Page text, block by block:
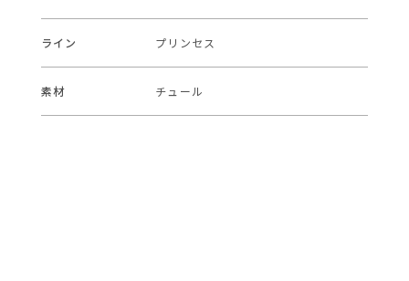
ライン プリンセス
素材 チュール